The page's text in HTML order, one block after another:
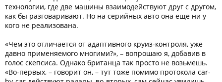
технологии, где две машины взаимодействуют друг с другом,
как бы разговаривают. Но на серийных авто она еще ни у
кого не реализована.
«Чем это отличается от адаптивного круиз-контроля, уже
давно применяемого многими?», – вопрошаю я, добавив в
голос скепсиса. Однако британца так просто не возьмешь.
«Во-первых, – говорит он, – тут тоже помимо протокола car-